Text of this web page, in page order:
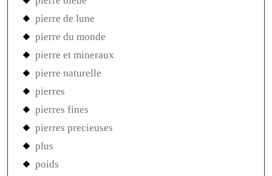
pierre de lune
pierre du monde
pierre et mineraux
pierre naturelle
pierres
pierres fines
pierres precieuses
plus
poids